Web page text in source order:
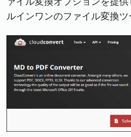
ルインワンのファイル変換ツ